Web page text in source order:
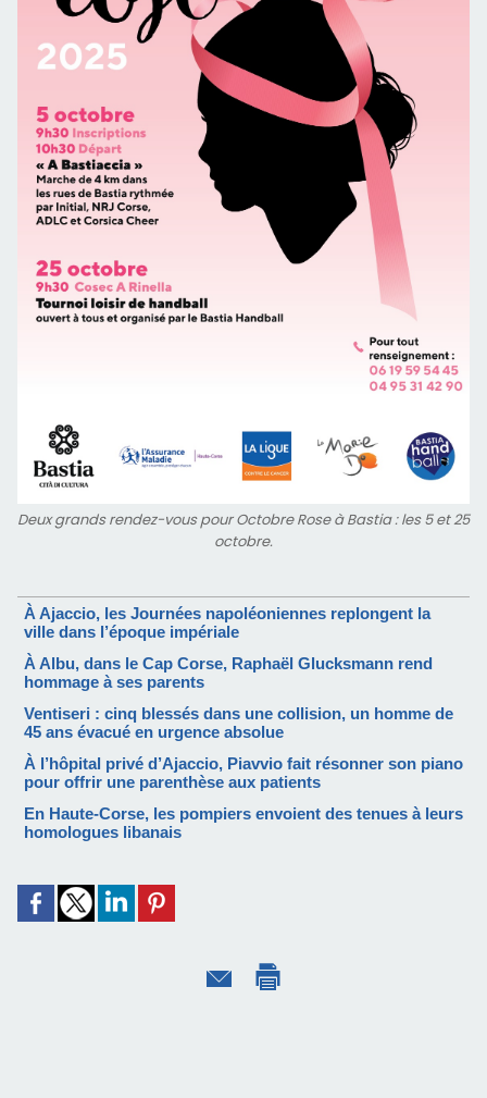
Deux grands rendez-vous pour Octobre Rose à Bastia : les 5 et 25
octobre.
À Ajaccio, les Journées napoléoniennes replongent la
ville dans l’époque impériale
À Albu, dans le Cap Corse, Raphaël Glucksmann rend
hommage à ses parents
Ventiseri : cinq blessés dans une collision, un homme de
45 ans évacué en urgence absolue
À l’hôpital privé d’Ajaccio, Piavvio fait résonner son piano
pour offrir une parenthèse aux patients
En Haute-Corse, les pompiers envoient des tenues à leurs
homologues libanais